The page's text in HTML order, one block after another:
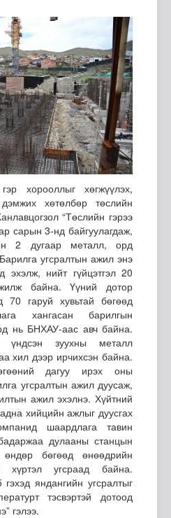
хорооллыг хөгжүүлэх,
хөтөлбөр төслийн
“Төслийн гэрээ
сарын 3-нд байгуулагдаж,
2 дугаар металл, орд
угсралтын ажил энэ
эхэлж, нийт гүйцэтгэл 20
байна. Үүний дотор
70 гаруй хувьтай бөгөөд
хангасан барилгын
нь БНХАУ-аас авч байна.
үндсэн зуухны металл
хил дээр ирчихсэн байна.
дагуу ирэх оны
угсралтын ажил дуусаж,
ажил эхэлнэ. Хүйтний
хийцийн ажлыг дуусгах
шаардлага тавин
дулааны станцын
бөгөөд өнөөдрийн
угсраад байна.
яндангийн угсралтыг
тэсвэртэй дотоод
гэлээ.